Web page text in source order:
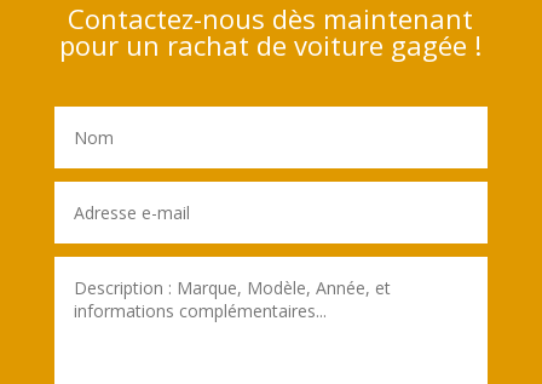
Contactez-nous dès maintenant
pour un rachat de voiture gagée !